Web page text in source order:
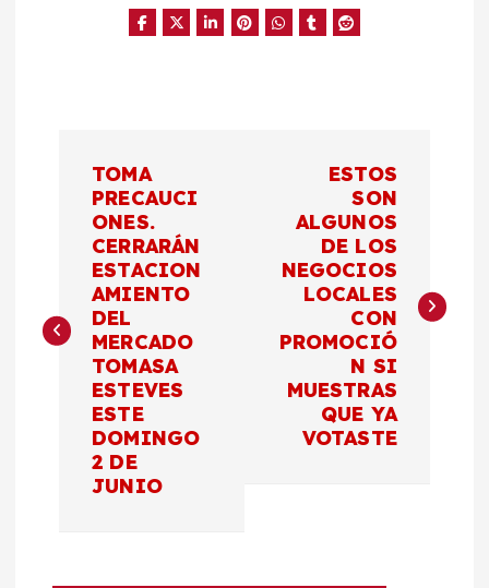
e
TOMA
PRECAUCI
ONES.
CERRARÁN
ESTACION
AMIENTO
DEL
MERCADO
TOMASA
ESTEVES
ESTE
DOMINGO
2 DE
JUNIO
ESTOS
SON
ALGUNOS
DE LOS
NEGOCIOS
LOCALES
CON
PROMOCIÓ
N SI
MUESTRAS
QUE YA
VOTASTE